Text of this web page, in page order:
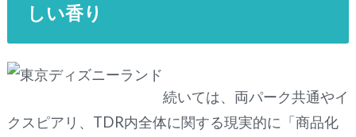
しい香り
続いては、両パーク共通やイ
クスピアリ、TDR内全体に関する現実的に「商品化